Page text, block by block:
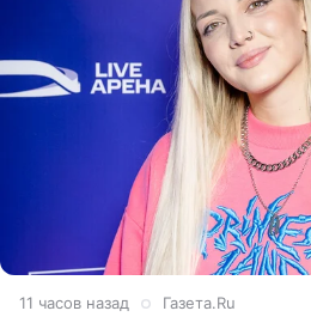
11 часов назад Газета.Ru